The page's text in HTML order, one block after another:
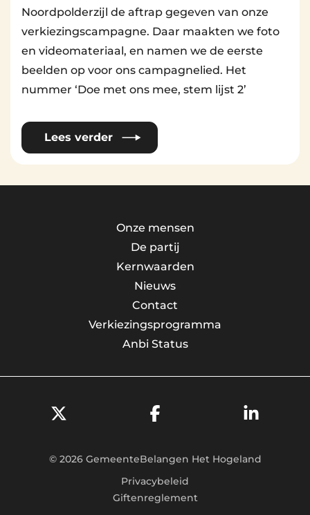
Noordpolderzijl de aftrap gegeven van onze
verkiezingscampagne. Daar maakten we foto
en videomateriaal, en namen we de eerste
beelden op voor ons campagnelied. Het
nummer ‘Doe met ons mee, stem lijst 2’
Lees verder
Onze mensen
De partij
Kernwaarden
Nieuws
Contact
Verkiezingsprogramma
Anbi Status
© 2026 GemeenteBelangen Het Hogeland
Privacybeleid
Giftenreglement